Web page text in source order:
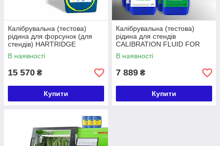
Калібрувальна (тестова)
рідина для форсунок (для
стендів) HARTRIDGE
(8802011-20) OIL ISO4113
AW2 20 Л
В наявності
15 570 ₴
Купити
Калібрувальна (тестова)
рідина для стендів
CALIBRATION FLUID FOR
DIESEL STEND TPS
(ISO4113) 18 Л
В наявності
7 889 ₴
Купити